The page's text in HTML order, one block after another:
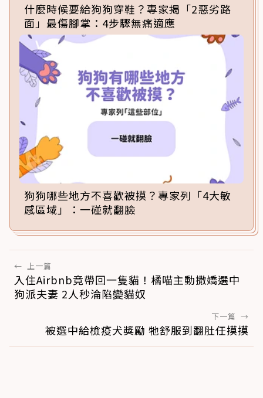
什麼時候要給狗狗穿鞋？專家揭「2惡劣路
面」最傷腳掌：4步驟無痛適應
狗狗哪些地方不喜歡被摸？專家列「4大敏
感區域」：一碰就翻臉
← 上一篇
入住Airbnb竟帶回一隻貓！橘喵主動撒嬌選中
狗派夫妻 2人秒淪陷變貓奴
下一篇 →
被選中給檢疫犬獎勵 牠舒服到翻肚任摸摸